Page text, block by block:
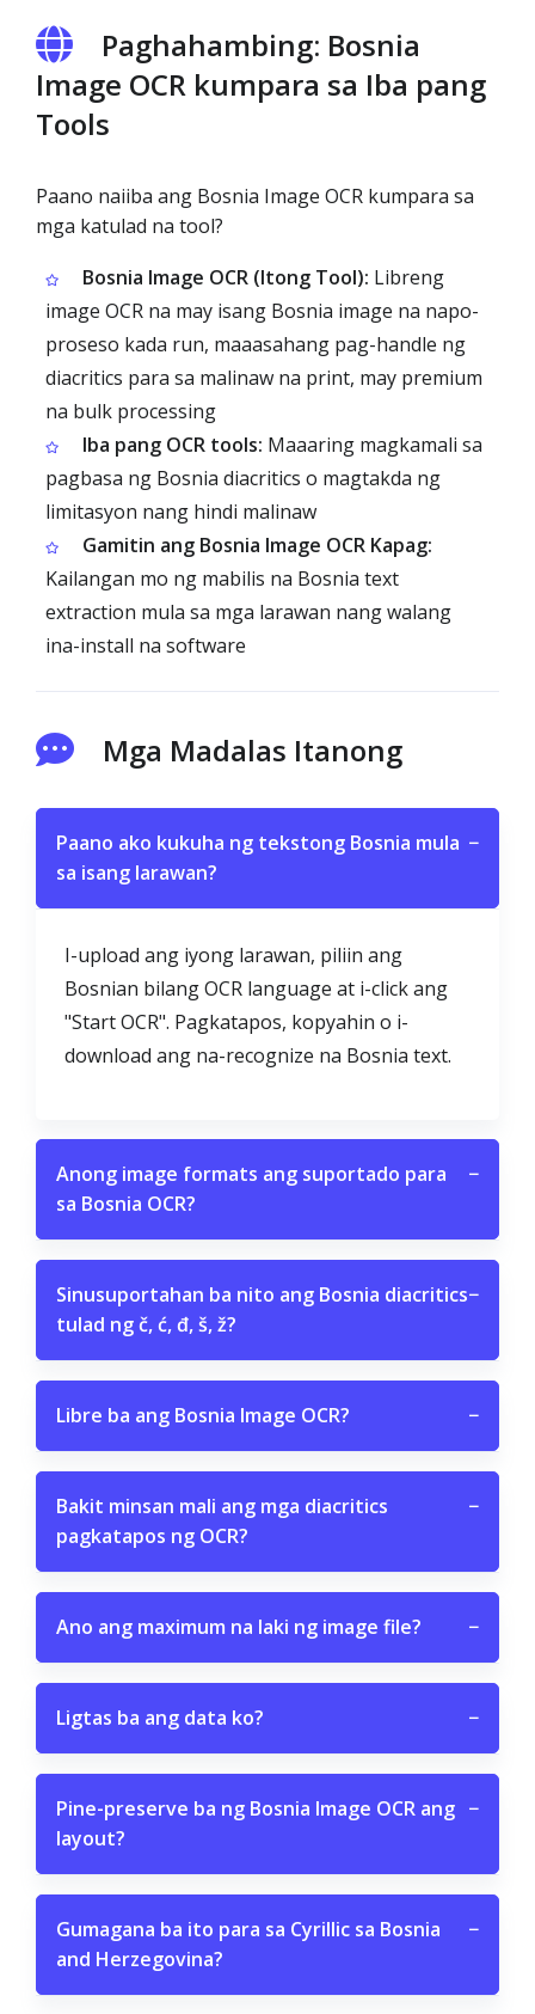
Paghahambing: Bosnia
Image OCR kumpara sa Iba pang
Tools
Paano naiiba ang Bosnia Image OCR kumpara sa
mga katulad na tool?
Bosnia Image OCR (Itong Tool): Libreng
image OCR na may isang Bosnia image na napo-
proseso kada run, maaasahang pag-handle ng
diacritics para sa malinaw na print, may premium
na bulk processing
Iba pang OCR tools: Maaaring magkamali sa
pagbasa ng Bosnia diacritics o magtakda ng
limitasyon nang hindi malinaw
Gamitin ang Bosnia Image OCR Kapag:
Kailangan mo ng mabilis na Bosnia text
extraction mula sa mga larawan nang walang
ina-install na software
Mga Madalas Itanong
Paano ako kukuha ng tekstong Bosnia mula
sa isang larawan?
−
I-upload ang iyong larawan, piliin ang
Bosnian bilang OCR language at i-click ang
"Start OCR". Pagkatapos, kopyahin o i-
download ang na-recognize na Bosnia text.
Anong image formats ang suportado para
sa Bosnia OCR?
−
Sinusuportahan ba nito ang Bosnia diacritics
tulad ng č, ć, đ, š, ž?
−
Libre ba ang Bosnia Image OCR? −
Bakit minsan mali ang mga diacritics
pagkatapos ng OCR?
−
Ano ang maximum na laki ng image file? −
Ligtas ba ang data ko? −
Pine-preserve ba ng Bosnia Image OCR ang
layout?
−
Gumagana ba ito para sa Cyrillic sa Bosnia
and Herzegovina?
−